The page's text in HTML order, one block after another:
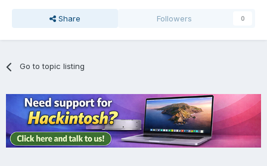
Share Followers 0
Go to topic listing